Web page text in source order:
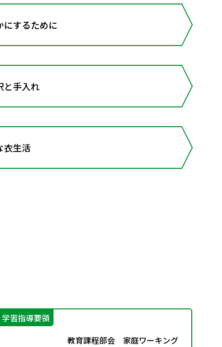
するために
手入れ
生活
学習指導要領
教育課程部会 家庭ワーキング